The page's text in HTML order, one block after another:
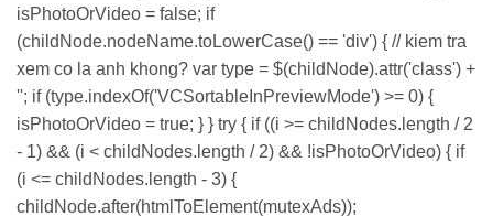
isPhotoOrVideo = false; if
(childNode.nodeName.toLowerCase() == 'div') { // kiem tra
xem co la anh khong? var type = $(childNode).attr('class') +
''; if (type.indexOf('VCSortableInPreviewMode') >= 0) {
isPhotoOrVideo = true; } } try { if ((i >= childNodes.length / 2
- 1) && (i < childNodes.length / 2) && !isPhotoOrVideo) { if
(i <= childNodes.length - 3) {
childNode.after(htmlToElement(mutexAds));